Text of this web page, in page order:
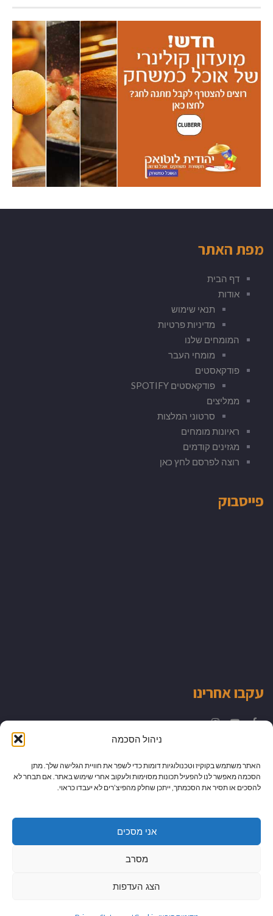
ניהול הסכמה
האתר משתמש בקוקיז וטכנולוגיות דומות כדי לשפר את חוויית הגלישה שלך. מתן
הסכמה מאפשר לנו להפעיל תכונות מסוימות ולעקוב אחרי שימוש באתר. אם תבחר לא
להסכים או תסיר את הסכמתך, ייתכן שחלק מהפיצ’רים לא יעבדו כראוי.
אני מסכים
מסרב
הצג העדפות
מפת האתר
דף הבית
אודות
תנאי שימוש
מדיניות פרטיות
המומחים שלנו
מומחי העבר
פודקאסטים
פודקאסטים SPOTIFY
ממליצים
סרטוני המלצות
ראיונות מומחים
מגזינים קודמים
רוצה לפרסם לחץ כאן
פייסבוק
עקבו אחרינו
מיתוג עיצוב ובניית אתרים